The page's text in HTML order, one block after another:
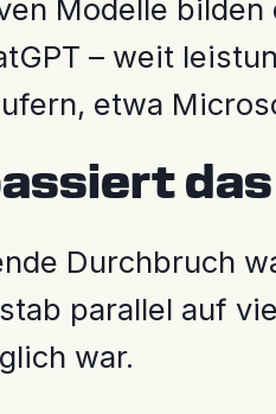
Modelle
– weit
etwa
Durchbruch
parallel auf
war.